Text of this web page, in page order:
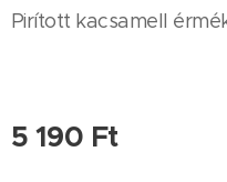
Pirított kacsamell
5 190 Ft